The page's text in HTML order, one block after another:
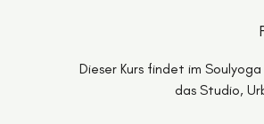
Dieser Kurs findet im
das Studio,